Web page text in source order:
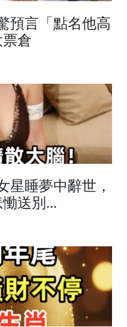
預言「點名他高
倉
星睡夢中辭世，
送別...